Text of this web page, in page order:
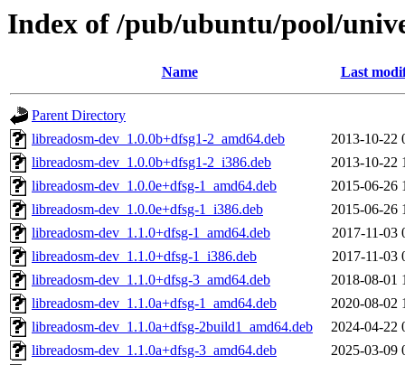
Index of /pub/ubuntu/pool/
Name Last
Parent Directory
libreadosm-dev_1.0.0b+dfsg1-2_amd64.deb
2013-10-22
libreadosm-dev_1.0.0b+dfsg1-2_i386.deb
2013-10-22
libreadosm-dev_1.0.0e+dfsg-1_amd64.deb
2015-06-26
libreadosm-dev_1.0.0e+dfsg-1_i386.deb
2015-06-26
libreadosm-dev_1.1.0+dfsg-1_amd64.deb
2017-11-03
libreadosm-dev_1.1.0+dfsg-1_i386.deb
2017-11-03
libreadosm-dev_1.1.0+dfsg-3_amd64.deb
2018-08-01
libreadosm-dev_1.1.0a+dfsg-1_amd64.deb
2020-08-02
libreadosm-dev_1.1.0a+dfsg-2build1_amd64.deb
2024-04-22
libreadosm-dev_1.1.0a+dfsg-3_amd64.deb
2025-03-09